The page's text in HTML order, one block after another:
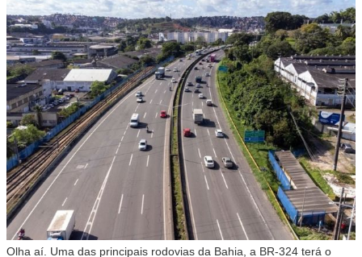
Olha aí. Uma das principais rodovias da Bahia, a BR-324 terá o